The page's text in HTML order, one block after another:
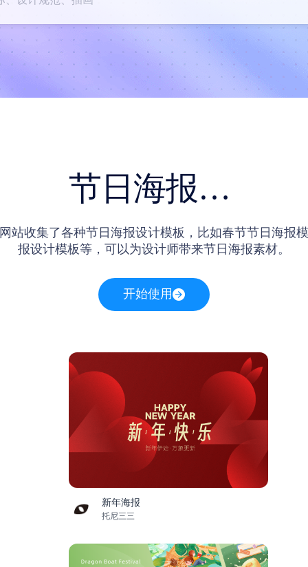
节日海报模板
站收集了各种节日海报设计模板，比如春节节日海报
报设计模板等，可以为设计师带来节日海报素材。
开始使用
新年海报
托尼三三